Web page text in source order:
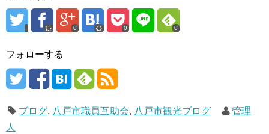
0 0 0
フォローする
ブログ, 八戸市職員互助会, 八戸市観光ブログ
管理
人